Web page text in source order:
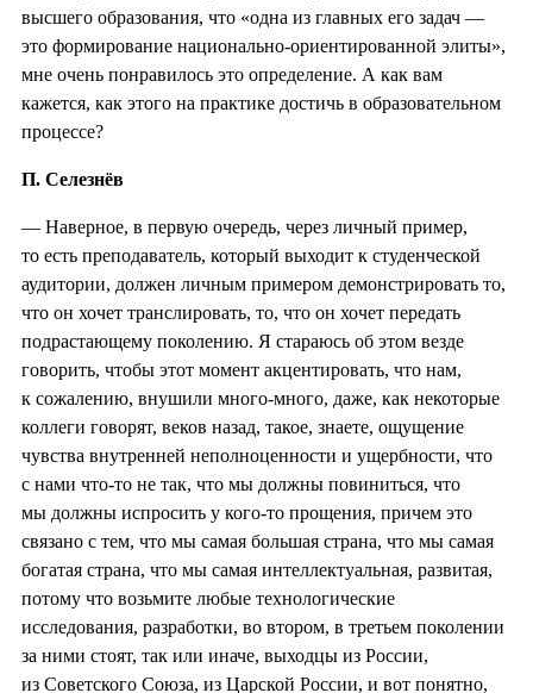
высшего образования, что «одна из главных его задач —
это формирование национально-ориентированной элиты»,
мне очень понравилось это определение. А как вам
кажется, как этого на практике достичь в образовательном
процессе?
П. Селезнёв
— Наверное, в первую очередь, через личный пример,
то есть преподаватель, который выходит к студенческой
аудитории, должен личным примером демонстрировать то,
что он хочет транслировать, то, что он хочет передать
подрастающему поколению. Я стараюсь об этом везде
говорить, чтобы этот момент акцентировать, что нам,
к сожалению, внушили много-много, даже, как некоторые
коллеги говорят, веков назад, такое, знаете, ощущение
чувства внутренней неполноценности и ущербности, что
с нами что-то не так, что мы должны повиниться, что
мы должны испросить у кого-то прощения, причем это
связано с тем, что мы самая большая страна, что мы самая
богатая страна, что мы самая интеллектуальная, развитая,
потому что возьмите любые технологические
исследования, разработки, во втором, в третьем поколении
за ними стоят, так или иначе, выходцы из России,
из Советского Союза, из Царской России, и вот понятно,